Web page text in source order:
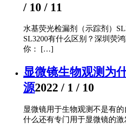
/ 10 / 11
水基荧光检漏剂（示踪剂）
SL3200有什么区别？深圳荧
你： […]
显微镜生物观测为
源2022 / 1 / 10
显微镜用于生物观测不是有
什么还有专门用于显微镜的